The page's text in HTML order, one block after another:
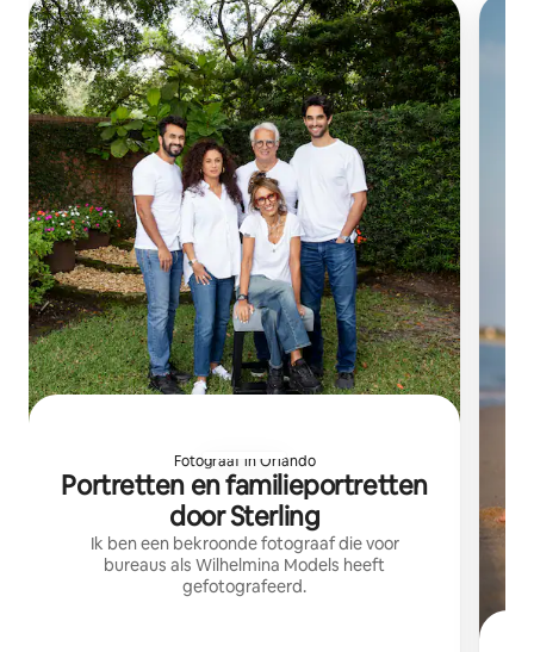
Fotograaf in Orlando
Portretten en familieportretten
door Sterling
Ik ben een bekroonde fotograaf die voor
bureaus als Wilhelmina Models heeft
gefotografeerd.